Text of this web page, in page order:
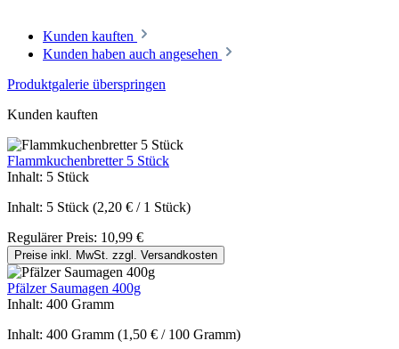
Kunden kauften
Kunden haben auch angesehen
Produktgalerie überspringen
Kunden kauften
Flammkuchenbretter 5 Stück
Inhalt: 5 Stück
Inhalt: 5 Stück (2,20 € / 1 Stück)
Regulärer Preis: 10,99 €
Preise inkl. MwSt. zzgl. Versandkosten
Pfälzer Saumagen 400g
Inhalt: 400 Gramm
Inhalt: 400 Gramm (1,50 € / 100 Gramm)